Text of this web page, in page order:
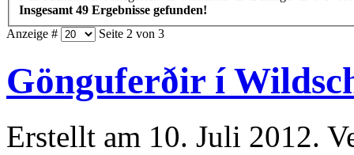
Insgesamt 49 Ergebnisse gefunden!
Anzeige #
Seite 2 von 3
Gönguferðir í
Erstellt am 10. Juli 2012.